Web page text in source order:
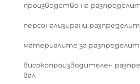
производство на
персонализирани
материалите за
високопроизводителен
вал